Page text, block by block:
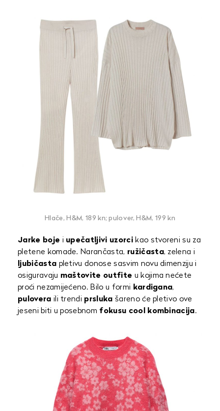
Hlače, H&M, 189 kn; pulover, H&M, 199 kn
Jarke boje i upečatljivi uzorcikao stvoreni su za
pletene komade. Narančasta, ružičasta, zelena i
ljubičasta pletivu donose sasvim novu dimenziju i
osiguravaju maštovite outfite u kojima nećete
proći nezamijećeno. Bilo u formi kardigana,
pulovera ili trendi prsluka šareno će pletivo ove
jeseni biti u posebnom fokusu cool kombinacija.